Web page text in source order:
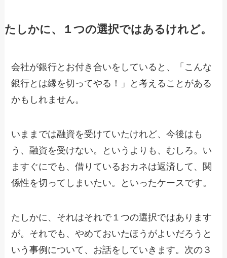
たしかに、１つの選択ではあるけれど。
会社が銀行とお付き合いをしていると、「こんな
銀行とは縁を切ってやる！」と考えることがある
かもしれません。
いままでは融資を受けていたけれど、今後はも
う、融資を受けない。というよりも、むしろ。い
ますぐにでも、借りているおカネは返済して、関
係性を切ってしまいたい。といったケースです。
たしかに、それはそれで１つの選択ではあります
が。それでも、やめておいたほうがよいだろうと
いう事例について、お話をしていきます。次の３